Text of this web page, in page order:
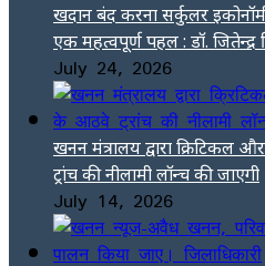
खदान बंद करना सर्कुलर
एक महत्वपूर्ण पहल : डॉ. जितेन्द्र
July 24, 2026
खनन मंत्रालय द्वारा
ट्रांच की नीलामी लॉन्च की जाएगी
July 14, 2026